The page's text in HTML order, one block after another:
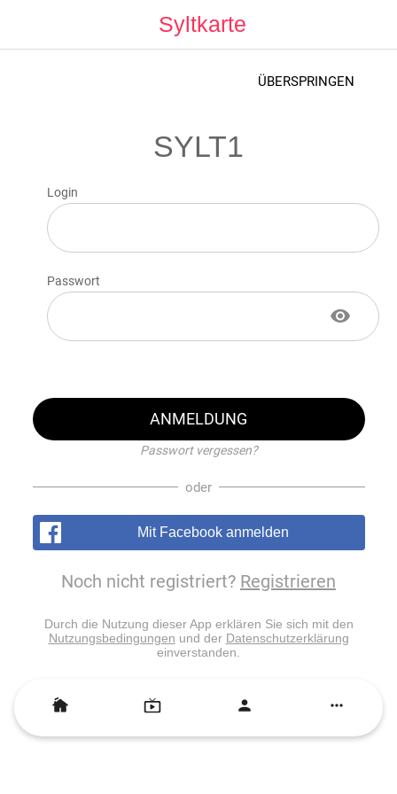
Syltkarte
ÜBERSPRINGEN
SYLT1
Login
Passwort
ANMELDUNG
Passwort vergessen?
oder
Mit Facebook anmelden
Noch nicht registriert? Registrieren
Durch die Nutzung dieser App erklären Sie sich mit den
Nutzungsbedingungen und der Datenschutzerklärung
einverstanden.